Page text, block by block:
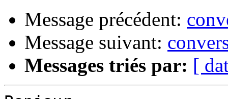
Message précédent:
Message suivant:
Messages triés par: [